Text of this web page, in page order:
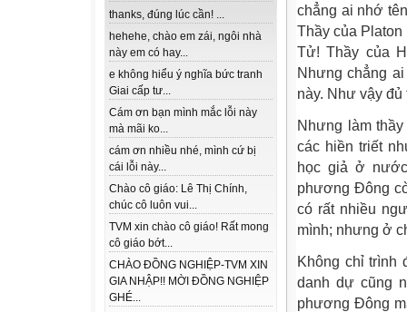
thanks, đúng lúc cần! ...
hehehe, chào em zái, ngôi nhà
này em có hay...
e không hiểu ý nghĩa bức tranh
Giai cấp tư...
Cám ơn bạn mình mắc lỗi này
mà mãi ko...
cám ơn nhiều nhé, mình cứ bị
cái lỗi này...
Chào cô giáo: Lê Thị Chính,
chúc cô luôn vui...
TVM xin chào cô giáo! Rất mong
cô giáo bớt...
CHÀO ĐỒNG NGHIỆP-TVM XIN
GIA NHẬP!! MỜI ĐỒNG NGHIỆP
GHÉ...
chẳng ai nhớ
Thầy của
Tử! Thầy của
Nhưng chẳng
này. Như vậy
Nhưng làm
các hiền triết
học giả ở
phương Đông
có rất nhiều
mình; nhưng ở
Không chỉ trình
danh dự cũng
phương Đông